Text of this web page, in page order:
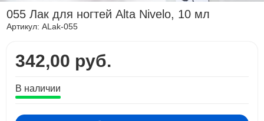
055 Лак для ногтей Alta Nivelo, 10 мл
Артикул:ALak-055
342,00 руб.
В наличии